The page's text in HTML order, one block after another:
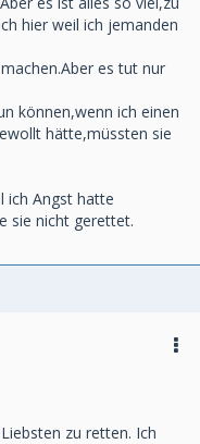
hier weil ich jemanden
es tut nur
können,wenn ich einen
hätte,müssten sie
ich Angst hatte
sie nicht gerettet.
zu retten. Ich